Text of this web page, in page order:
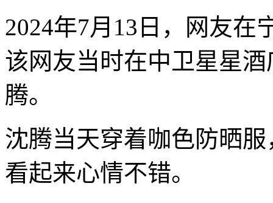
2024年7月13日，网友在
该网友当时在中卫星星
腾。
沈腾当天穿着咖色防晒
看起来心情不错。